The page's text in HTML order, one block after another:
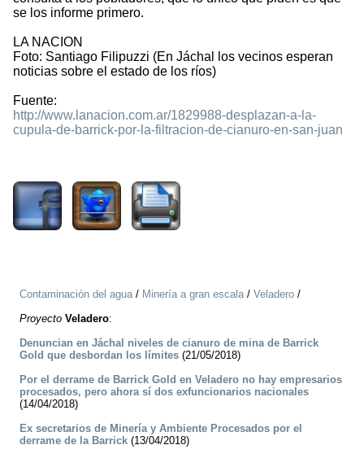
se los informe primero.
LA NACION
Foto: Santiago Filipuzzi (En Jáchal los vecinos esperan
noticias sobre el estado de los ríos)
Fuente:
http://www.lanacion.com.ar/1829988-desplazan-a-la-
cupula-de-barrick-por-la-filtracion-de-cianuro-en-san-juan
Contaminación del agua/ Minería a gran escala/ Veladero /
Proyecto Veladero:
Denuncian en Jáchal niveles de cianuro de mina de Barrick
Gold que desbordan los límites (21/05/2018)
Por el derrame de Barrick Gold en Veladero no hay empresarios
procesados, pero ahora sí dos exfuncionarios nacionales
(14/04/2018)
Ex secretarios de Minería y Ambiente Procesados por el
derrame de la Barrick (13/04/2018)